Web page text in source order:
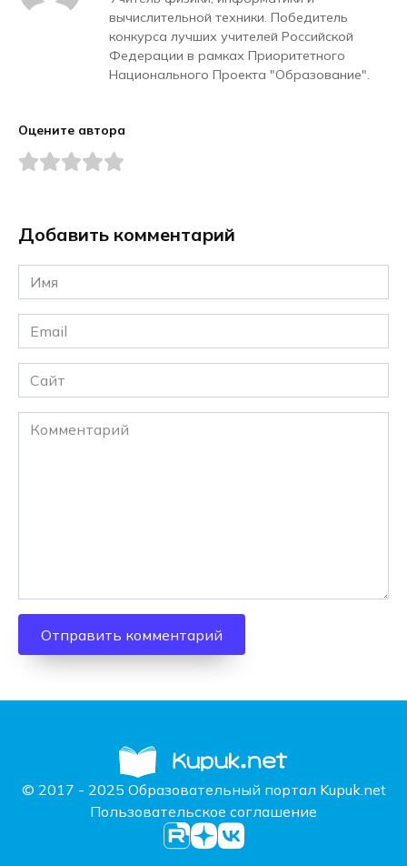
вычислительной техники. Победитель
конкурса лучших учителей Российской
Федерации в рамках Приоритетного
Национального Проекта "Образование".
Оцените автора
Добавить комментарий
Имя
*
Email
*
Сайт
Комментарий
© 2017 - 2025 Образовательный портал Kupuk.net
Пользовательское соглашение